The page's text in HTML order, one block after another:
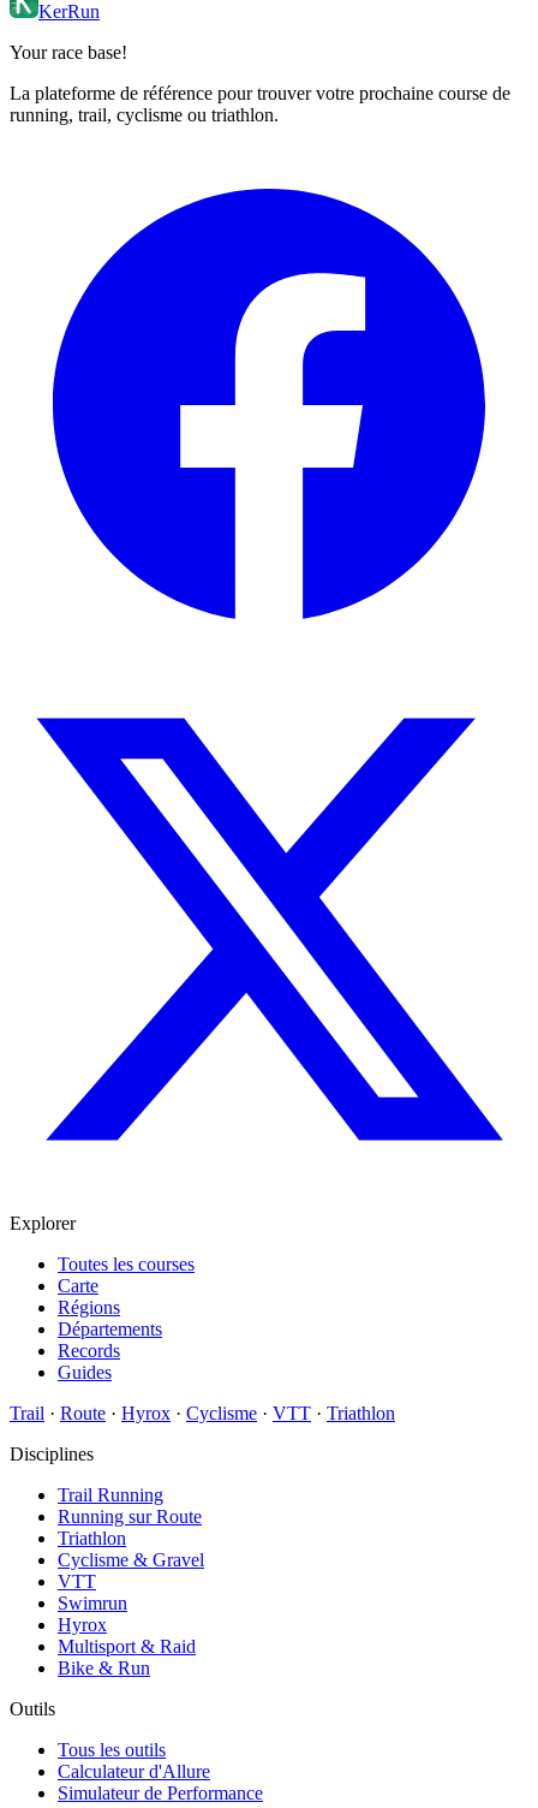
KerRun
Your race base!
La plateforme de référence pour trouver votre prochaine course de
running, trail, cyclisme ou triathlon.
Explorer
Toutes les courses
Carte
Régions
Départements
Records
Guides
Trail · Route · Hyrox · Cyclisme · VTT · Triathlon
Disciplines
Trail Running
Running sur Route
Triathlon
Cyclisme & Gravel
VTT
Swimrun
Hyrox
Multisport & Raid
Bike & Run
Outils
Tous les outils
Calculateur d'Allure
Simulateur de Performance